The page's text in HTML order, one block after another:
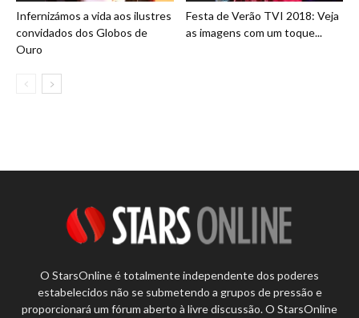
Infernizámos a vida aos ilustres
convidados dos Globos de
Ouro
Festa de Verão TVI 2018: Veja
as imagens com um toque...
O StarsOnline é totalmente independente dos poderes
estabelecidos não se submetendo a grupos de pressão e
proporcionará um fórum aberto à livre discussão. O StarsOnline